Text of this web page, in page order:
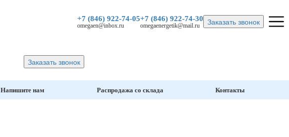
+7 (846) 922-74-05
omegaen@inbox.ru
+7 (846) 922-74-30
omegaenergetik@mail.ru Заказать звонок
Заказать звонок
Напишите нам Распродажа со склада Контакты